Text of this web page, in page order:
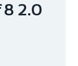
8 2.0